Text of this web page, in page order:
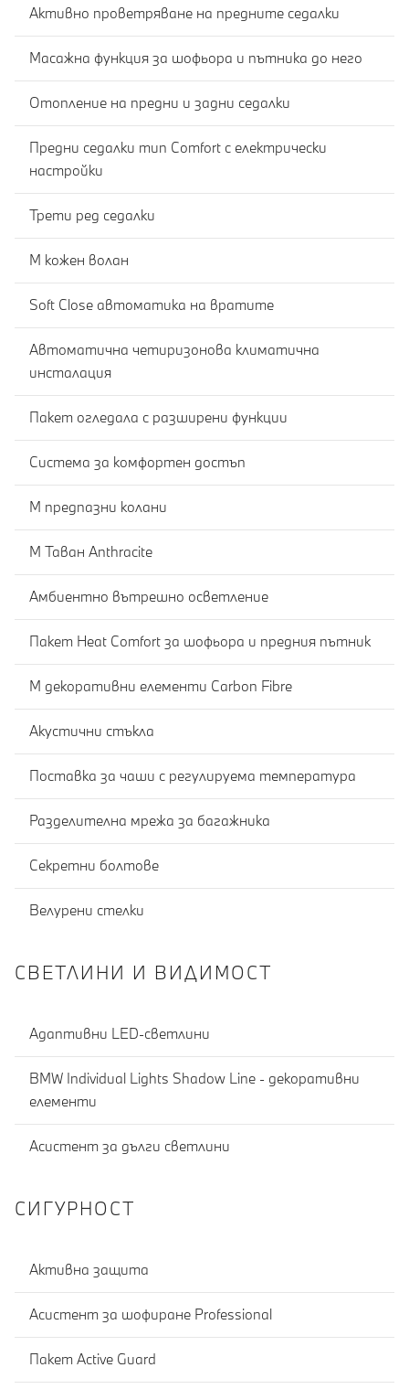
Активно проветряване на предните седалки
Масажна функция за шофьора и пътника до него
Отопление на предни и задни седалки
Предни седалки тип Comfort с електрически
настройки
Трети ред седалки
M кожен волан
Soft Close автоматика на вратите
Автоматична четиризонова климатична
инсталация
Пакет огледала с разширени функции
Система за комфортен достъп
M предпазни колани
M Таван Anthracite
Амбиентно вътрешно осветление
Пакет Heat Comfort за шофьора и предния пътник
M декоративни елементи Carbon Fibre
Акустични стъкла
Поставка за чаши с регулируема температура
Разделителна мрежа за багажника
Секретни болтове
Велурени стелки
СВЕТЛИНИ И ВИДИМОСТ
Адаптивни LED-светлини
BMW Individual Lights Shadow Line - декоративни
елементи
Асистент за дълги светлини
СИГУРНОСТ
Активна защита
Асистент за шофиране Professional
Пакет Active Guard